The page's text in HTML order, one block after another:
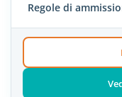
Regole di